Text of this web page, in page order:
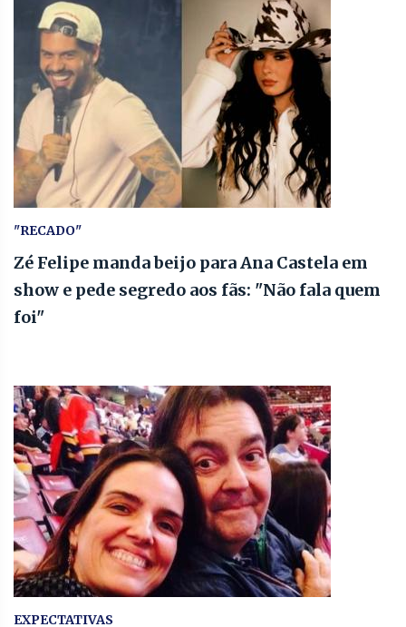
"RECADO"
Zé Felipe manda beijo para Ana Castela em
show e pede segredo aos fãs: "Não fala quem
foi"
EXPECTATIVAS